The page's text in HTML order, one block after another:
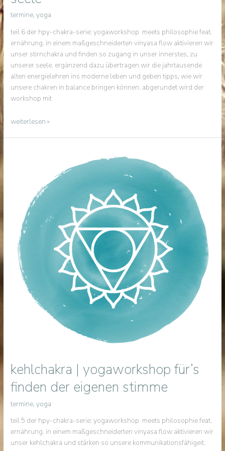
termine,yoga
teil 6 der hpy-chakra-serie: yogaworkshop meets philosophie feat.
ernährung. in einem maßgeschneiderten vinyasa flow aktivieren wir
unser stirnchakra und finden so zugang in unser innerstes, zu
unserer seele. ergänzend dazu übertragen wir die jahrtausende
alten energielehren ins moderne leben und geben tipps, wie wir
unsere chakren in balance bringen können. abgerundet wird der
workshop mit
stirnchakra
weiterlesen »
kehlchakra | yogaworkshop für’s
finden der eigenen stimme
termine,yoga
teil 5 der hpy-chakra-serie: yogaworkshop meets philosophie feat.
ernährung. in einem maßgeschneiderten vinyasa flow aktivieren wir
unser kehlchakra und stärken so unsere kommunikationsfähigeit.